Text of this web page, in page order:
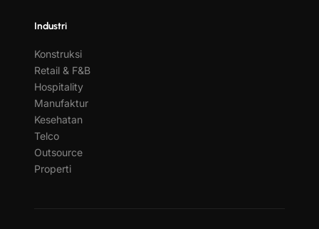
Industri
Konstruksi
Retail & F&B
Hospitality
Manufaktur
Kesehatan
Telco
Outsource
Properti